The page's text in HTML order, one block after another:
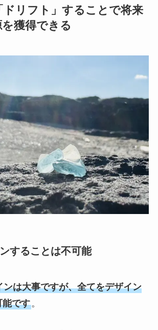
ドリフト」することで将来
獲得できる
することは不可能
ンは大事ですが、全てをデザイン
能です。